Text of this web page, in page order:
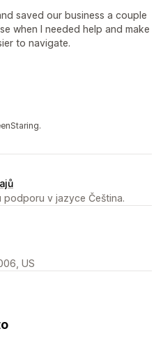
saved our business a couple
when I needed help and make
to navigate.
v jazyce Čeština.
US